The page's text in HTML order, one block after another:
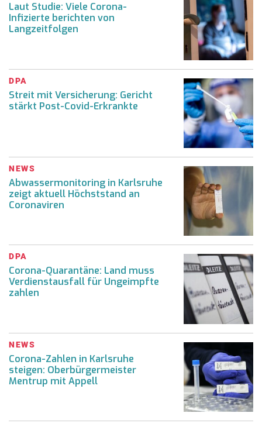
Laut Studie: Viele Corona-
Infizierte berichten von
Langzeitfolgen
DPA
Streit mit Versicherung: Gericht
stärkt Post-Covid-Erkrankte
NEWS
Abwassermonitoring in Karlsruhe
zeigt aktuell Höchststand an
Coronaviren
DPA
Corona-Quarantäne: Land muss
Verdienstausfall für Ungeimpfte
zahlen
NEWS
Corona-Zahlen in Karlsruhe
steigen: Oberbürgermeister
Mentrup mit Appell